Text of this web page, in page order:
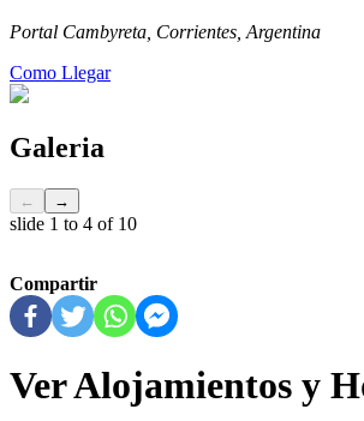
Portal Cambyreta, Corrientes, Argentina
Como Llegar
Galeria
← →
slide 1 to 4 of 10
Compartir
VerAlojamientos y